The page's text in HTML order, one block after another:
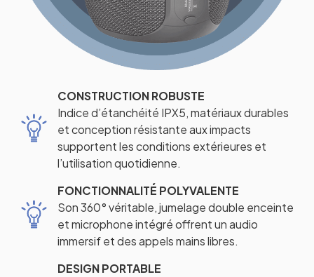
CONSTRUCTION ROBUSTE
Indice d’étanchéité IPX5, matériaux durables
et conception résistante aux impacts
supportent les conditions extérieures et
l’utilisation quotidienne.
FONCTIONNALITÉ POLYVALENTE
Son 360° véritable, jumelage double enceinte
et microphone intégré offrent un audio
immersif et des appels mains libres.
DESIGN PORTABLE